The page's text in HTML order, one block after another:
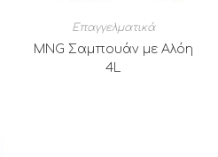
Επαγγελματικά
MNG Σαμπουάν με Αλόη
4L